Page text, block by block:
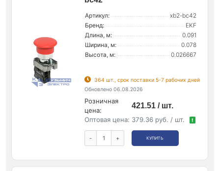
Артикул:
xb2-bc42
Бренд:
EKF
Длина, м:
0.091
Ширина, м:
0.078
Высота, м:
0.026667
364 шт., срок поставки 5-7 рабочих дней
Обновлено 06.08.2026
Розничная
цена:
421.51 / шт.
Оптовая цена: 379.36 руб. / шт. !
- + КУПИТЬ